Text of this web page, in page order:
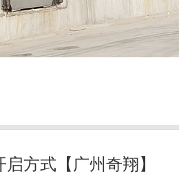
方式【广州奇翔】